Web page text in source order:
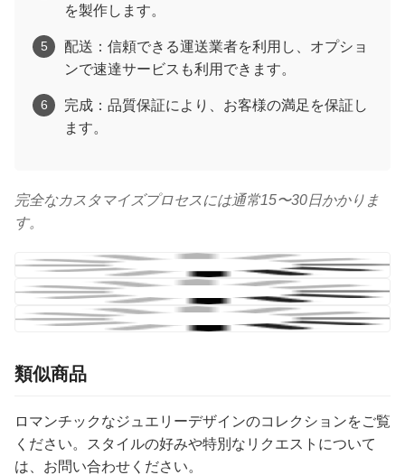
を製作します。
5
配送：信頼できる運送業者を利用し、オプショ
ンで速達サービスも利用できます。
6
完成：品質保証により、お客様の満足を保証し
ます。
完全なカスタマイズプロセスには通常15〜30日かかりま
す。
類似商品
ロマンチックなジュエリーデザインのコレクションをご覧
ください。スタイルの好みや特別なリクエストについて
は、お問い合わせください。